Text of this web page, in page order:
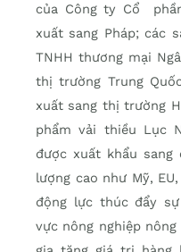
của Công ty Cổ
xuất sang Pháp; các
TNHH thương mại
thị trường Trung
xuất sang thị trường
phẩm vải thiều Lục
được xuất khẩu
lượng cao như Mỹ,
động lực thúc đẩy
vực nông nghiệp